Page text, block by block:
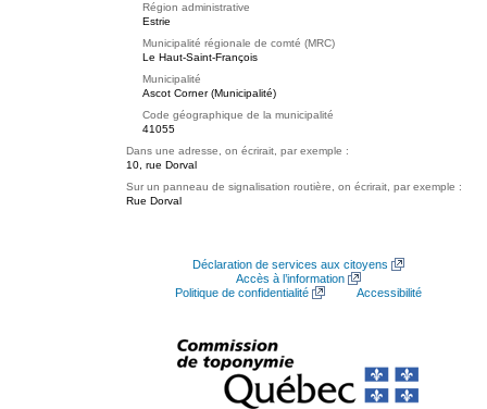
Région administrative
Estrie
Municipalité régionale de comté (MRC)
Le Haut-Saint-François
Municipalité
Ascot Corner (Municipalité)
Code géographique de la municipalité
41055
Dans une adresse, on écrirait, par exemple :
10, rue Dorval
Sur un panneau de signalisation routière, on écrirait, par exemple :
Rue Dorval
Déclaration de services aux citoyens
Accès à l’information
Politique de confidentialité
Accessibilité